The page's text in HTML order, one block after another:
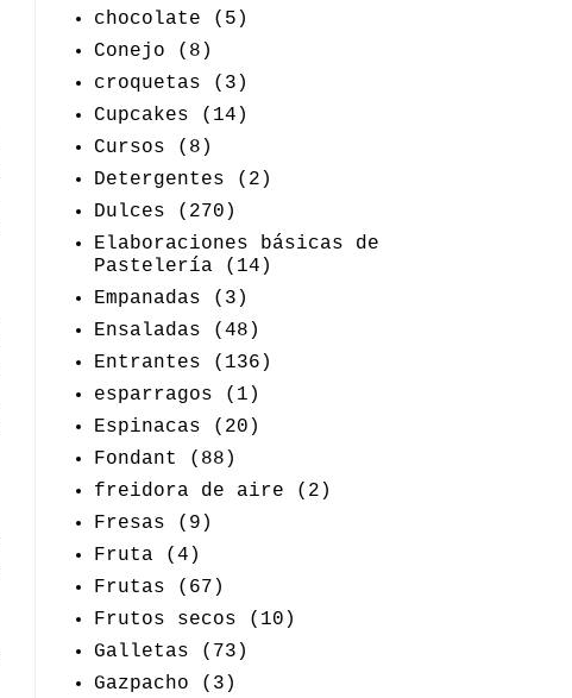
chocolate
(5)
Conejo
(8)
croquetas
(3)
Cupcakes
(14)
Cursos
(8)
Detergentes
(2)
Dulces
(270)
Elaboraciones básicas de
Pastelería
(14)
Empanadas
(3)
Ensaladas
(48)
Entrantes
(136)
esparragos
(1)
Espinacas
(20)
Fondant
(88)
freidora de aire
(2)
Fresas
(9)
Fruta
(4)
Frutas
(67)
Frutos secos
(10)
Galletas
(73)
Gazpacho
(3)